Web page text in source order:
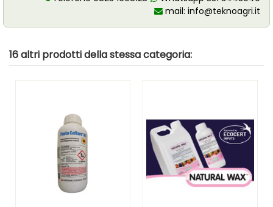
mail: info@teknoagri.it
16 altri prodotti della stessa categoria: